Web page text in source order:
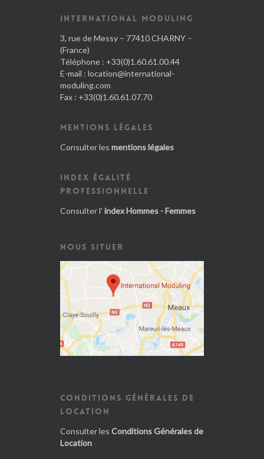
INTERNATIONAL MODULING
3, rue de Messy – 77410 CHARNY –
(France)
Téléphone : +33(0)1.60.61.00.44
E-mail : location@international-
moduling.com
Fax : +33(0)1.60.61.07.70
MENTIONS LÉGALES
Consulter les mentions légales
INDEX ÉGALITÉ
PROFESSIONNELLE
Consulter l' index Hommes - Femmes
NOUS SITUER
CONDITIONS GÉNÉRALES DE
LOCATION
Consulter les Conditions Générales de
Location